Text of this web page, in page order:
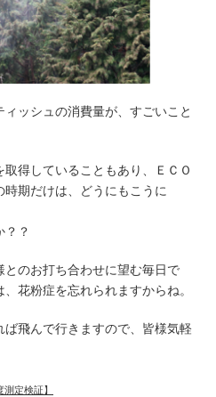
ッシュの消費量が、すごいこと
得していることもあり、ＥＣＯ
期だけは、どうにもこうに
？？
とのお打ち合わせに望む毎日で
花粉症を忘れられますからね。
飛んで行きますので、皆様気軽
定検証】